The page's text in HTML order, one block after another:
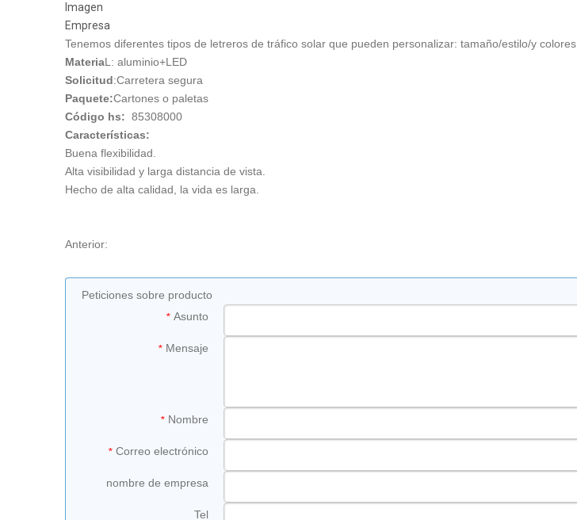
Imagen
Empresa
Tenemos diferentes tipos de letreros de tráfico solar que pueden personalizar: tamaño/estilo/y colores.
MateriaL: aluminio+LED
Solicitud:Carretera segura
Paquete:Cartones o paletas
Código hs: 85308000
Características:
Buena flexibilidad.
Alta visibilidad y larga distancia de vista.
Hecho de alta calidad, la vida es larga.
Anterior:
Peticiones sobre producto
* Asunto
* Mensaje
* Nombre
* Correo electrónico
nombre de empresa
Tel